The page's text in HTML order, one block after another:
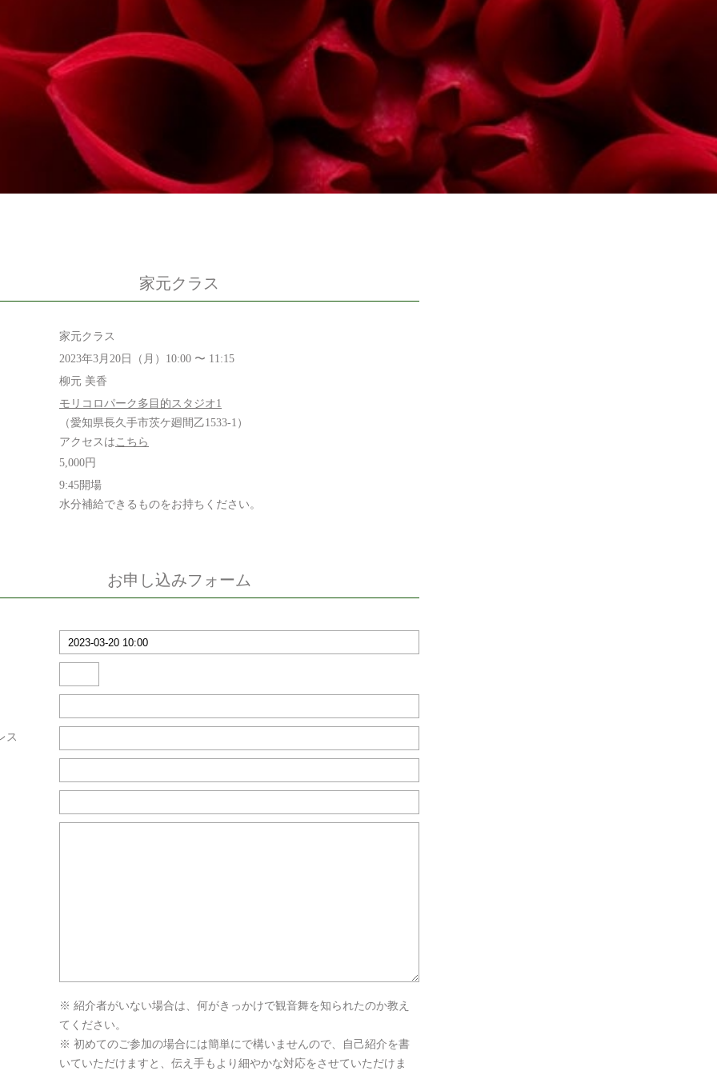
家元クラス
家元クラス
2023年3月20日（月）10:00 〜 11:15
柳元 美香
モリコロパーク多目的スタジオ1
（愛知県長久手市茨ケ廻間乙1533-1）
アクセスは こちら
5,000円
9:45開場
水分補給できるものをお持ちください。
お申し込みフォーム
ス
※ 紹介者がいない場合は、何がきっかけで観音舞を知られたのか教え
てください。
※ 初めてのご参加の場合には簡単にで構いませんので、自己紹介を書
いていただけますと、伝え手もより細やかな対応をさせていただけま